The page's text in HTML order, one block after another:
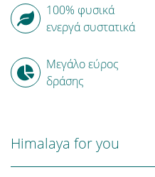
100% φυσικά
ενεργά συστατικά
Μεγάλο εύρος
δράσης
Himalaya for you